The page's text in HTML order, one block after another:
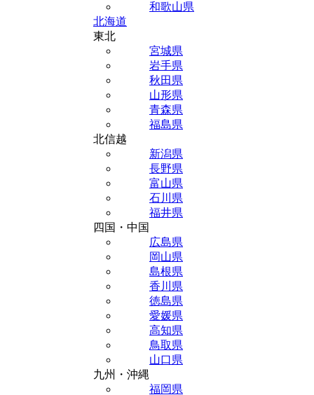
和歌山県
北海道
東北
宮城県
岩手県
秋田県
山形県
青森県
福島県
北信越
新潟県
長野県
富山県
石川県
福井県
四国・中国
広島県
岡山県
島根県
香川県
徳島県
愛媛県
高知県
鳥取県
山口県
九州・沖縄
福岡県